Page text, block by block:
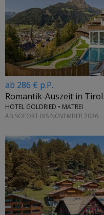
ab 286 € p.P.
Romantik-Auszeit in
HOTEL GOLDRIED • MATREI
AB SOFORT BIS NOVEMBER 2026
←